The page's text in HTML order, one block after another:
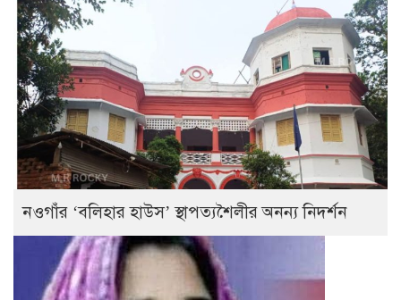
নওগাঁর ‘বলিহার হাউস’ স্থাপত্যশৈলীর অনন্য নিদর্শন